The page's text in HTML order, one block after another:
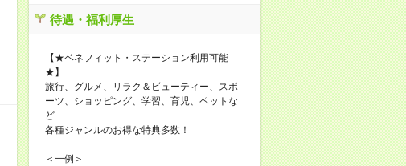
待遇・福利厚生
【★ベネフィット・ステーション利用可能
★】
旅行、グルメ、リラク＆ビューティー、スポ
ーツ、ショッピング、学習、育児、ペットな
ど
各種ジャンルのお得な特典多数！
＜一例＞